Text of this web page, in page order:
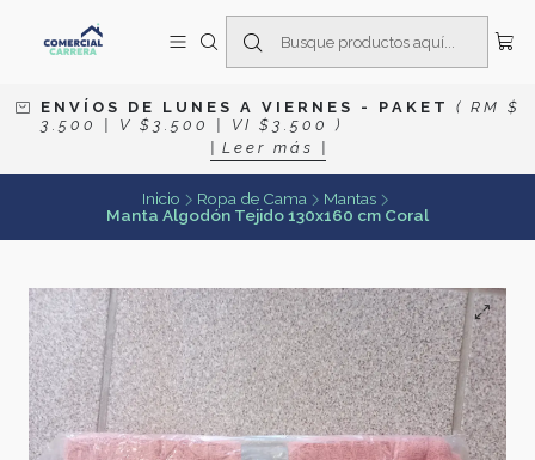
E N V Í O S D E L U N E S A V I E R N E S - P A K E T
( R M $
3 . 5 0 0 | V $ 3 . 5 0 0 | V I $ 3 . 5 0 0 )
| L e e r m á s |
Inicio Ropa de Cama
Mantas
Manta Algodón Tejido 130x160 cm Coral